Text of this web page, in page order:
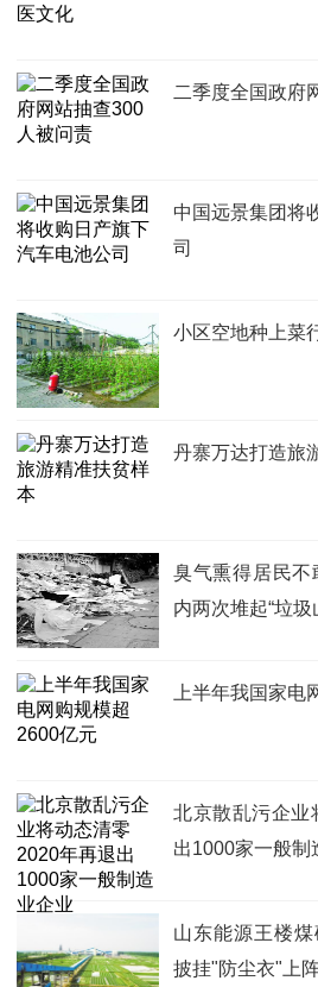
二季度全国政府
中国远景集团将
司
小区空地种上菜
丹寨万达打造旅
臭气熏得居民不
内两次堆起“垃圾
上半年我国家电
北京散乱污企业
出1000家一般制
山东能源王楼
披挂"防尘衣"上